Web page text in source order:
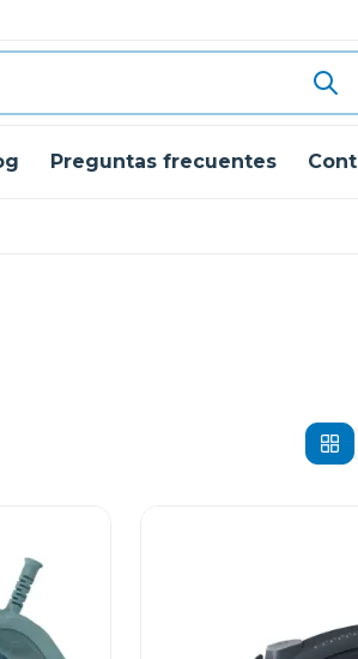
Preguntas frecuentes